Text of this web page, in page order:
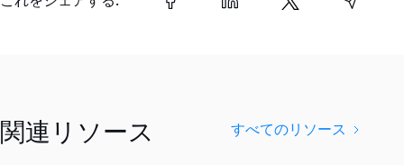
関連リソース すべてのリソース